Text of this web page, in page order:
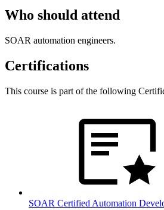
Who should attend
SOAR automation engineers.
Certifications
This course is part of the following
SOAR Certified Automation